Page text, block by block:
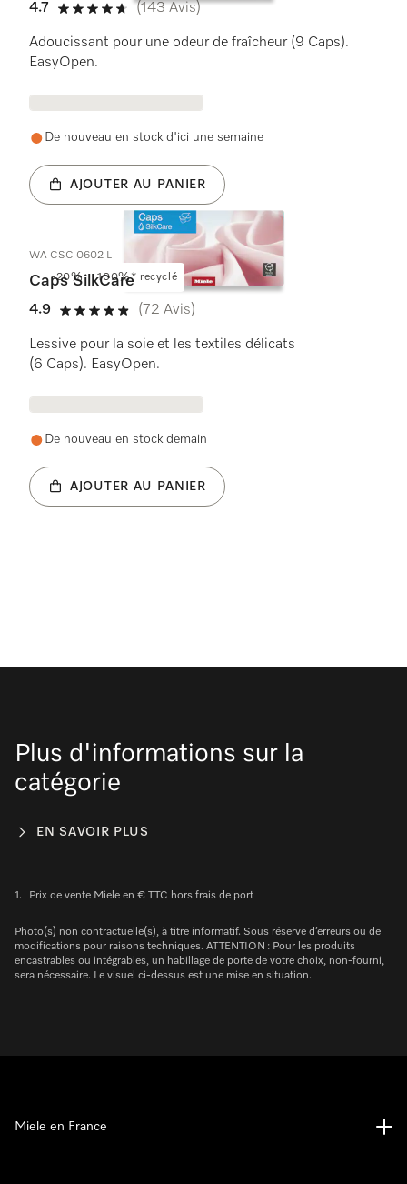
4.7
4.7 étoiles sur 5
(143 Avis)
Adoucissant pour une odeur de fraîcheur (9 Caps).
EasyOpen.
De nouveau en stock d'ici une semaine
AJOUTER AU PANIER
-20% 100%* recyclé
WA CSC 0602 L
Caps SilkCare
4.9
4.9 étoiles sur 5
(72 Avis)
Lessive pour la soie et les textiles délicats
(6 Caps). EasyOpen.
De nouveau en stock demain
AJOUTER AU PANIER
Plus d'informations sur la
catégorie
EN SAVOIR PLUS
1. Prix de vente Miele en € TTC hors frais de port
Photo(s) non contractuelle(s), à titre informatif. Sous réserve d’erreurs ou de
modifications pour raisons techniques. ATTENTION : Pour les produits
encastrables ou intégrables, un habillage de porte de votre choix, non-fourni,
sera nécessaire. Le visuel ci-dessus est une mise en situation.
Miele en France